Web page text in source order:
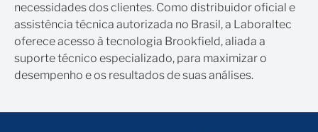
necessidades dos clientes. Como distribuidor oficial e
assistência técnica autorizada no Brasil, a Laboraltec
oferece acesso à tecnologia Brookfield, aliada a
suporte técnico especializado, para maximizar o
desempenho e os resultados de suas análises.